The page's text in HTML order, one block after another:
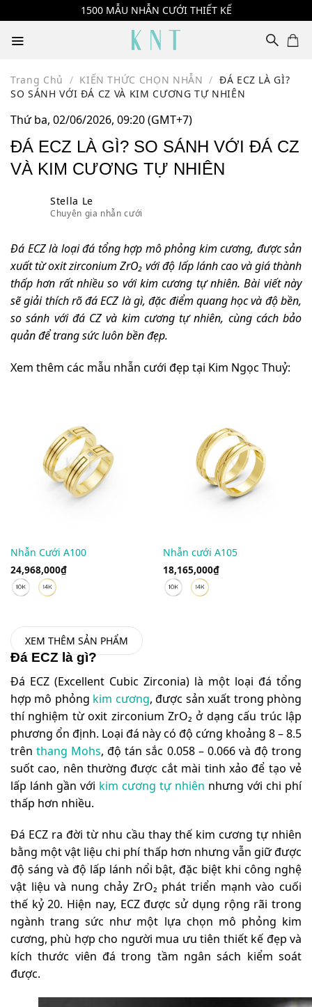
to
content
1500 MẪU NHẪN CƯỚI THIẾT KẾ
Trang Chủ / KIẾN THỨC CHỌN NHẪN / ĐÁ ECZ LÀ GÌ?
SO SÁNH VỚI ĐÁ CZ VÀ KIM CƯƠNG TỰ NHIÊN
Thứ ba, 02/06/2026, 09:20 (GMT+7)
ĐÁ ECZ LÀ GÌ? SO SÁNH VỚI ĐÁ CZ
VÀ KIM CƯƠNG TỰ NHIÊN
Stella Le
Chuyên gia nhẫn cưới
Đá ECZ là loại đá tổng hợp mô phỏng kim cương, được sản
xuất từ oxit zirconium ZrO₂ với độ lấp lánh cao và giá thành
thấp hơn rất nhiều so với kim cương tự nhiên. Bài viết này
sẽ giải thích rõ đá ECZ là gì, đặc điểm quang học và độ bền,
so sánh với đá CZ và kim cương tự nhiên, cùng cách bảo
quản để trang sức luôn bền đẹp.
Xem thêm các mẫu nhẫn cưới đẹp tại Kim Ngọc Thuỷ:
Nhẫn Cưới A100
24,968,000₫
Nhẫn cưới A105
18,165,000₫
XEM THÊM SẢN PHẨM
Đá ECZ là gì?
Đá ECZ (Excellent Cubic Zirconia) là một loại đá tổng
hợp mô phỏng kim cương, được sản xuất trong phòng
thí nghiệm từ oxit zirconium ZrO₂ ở dạng cấu trúc lập
phương ổn định. Loại đá này có độ cứng khoảng 8 – 8.5
trênthang Mohs, độ tán sắc 0.058 – 0.066 và độ trong
suốt cao, nên thường được cắt mài tinh xảo để tạo vẻ
lấp lánh gần với kim cương tự nhiên nhưng với chi phí
thấp hơn nhiều.
Đá ECZ ra đời từ nhu cầu thay thế kim cương tự nhiên
bằng một vật liệu chi phí thấp hơn nhưng vẫn giữ được
độ sáng và độ lấp lánh nổi bật, đặc biệt khi công nghệ
vật liệu và nung chảy ZrO₂ phát triển mạnh vào cuối
thế kỷ 20. Hiện nay, ECZ được sử dụng rộng rãi trong
ngành trang sức như một lựa chọn mô phỏng kim
cương, phù hợp cho người mua ưu tiên thiết kế đẹp và
kích thước viên đá trong tầm ngân sách kiểm soát
được.